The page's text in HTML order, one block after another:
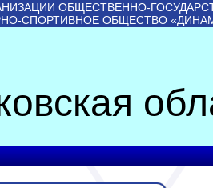
ОБЩЕСТВЕННО-
СПОРТИВНОЕ ОБЩЕСТВО